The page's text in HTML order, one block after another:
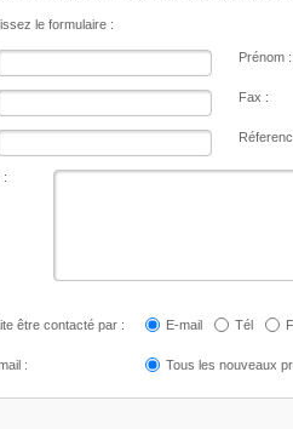
le formulaire :
Prénom :
Fax :
:
être contacté par : E-mail Tél
: Tous les nouveaux